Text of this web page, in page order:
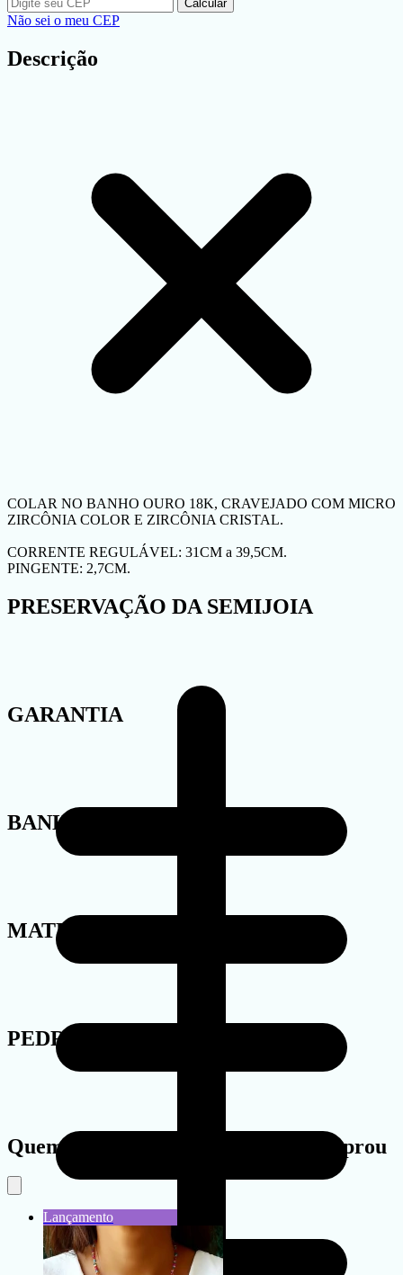
Calcular
Não sei o meu CEP
Descrição
COLAR NO BANHO OURO 18K, CRAVEJADO COM MICRO
ZIRCÔNIA COLOR E ZIRCÔNIA CRISTAL.
CORRENTE REGULÁVEL: 31CM a 39,5CM.
PINGENTE: 2,7CM.
PRESERVAÇÃO DA SEMIJOIA
GARANTIA
BANHO
MATERIAL
PEDRA
Quem viu este produto também comprou